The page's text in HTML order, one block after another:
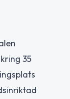
35